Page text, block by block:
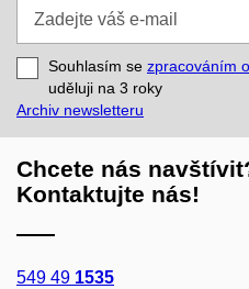
e-
mail
Souhlasím se zpracováním
uděluji na 3 roky
Archiv newsletteru
Chcete nás
Kontaktujte nás!
549 49 1535